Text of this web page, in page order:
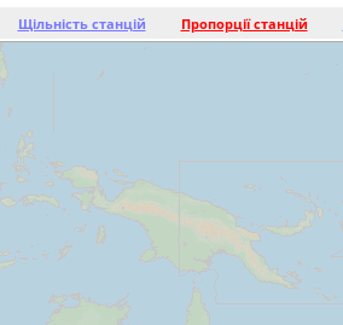
Щільність станцій Пропорції станцій